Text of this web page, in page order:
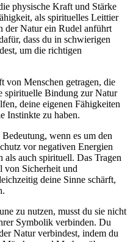
physische Kraft und Stärke
als ‌spirituelles ‍Leittier
der Natur ‌ein Rudel anführt
dass du⁣ in schwierigen
um ⁣die richtigen
von Menschen getragen, die
⁢spirituelle ‍Bindung zur Natur
deine eigenen Fähigkeiten​
Instinkte zu ‌haben.
wenn es um den
vor ‌negativen Energien
auch spirituell.⁢ Das Tragen
von Sicherheit ⁤und
​deine ‍Sinne ‌schärft,
zu nutzen, musst du ‍sie nicht
Symbolik verbinden. Du
Natur⁢ verbindest, ⁤indem ‌du​